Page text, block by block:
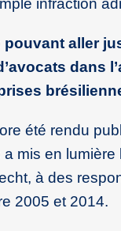
infraction
aller
dans
été rendu
mis en
à des
2005 et 2014.